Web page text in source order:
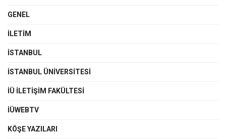
GENEL
İLETIM
İSTANBUL
İSTANBUL ÜNIVERSITESI
İÜ İLETIŞIM FAKÜLTESI
İÜWEBTV
KÖŞE YAZILARI